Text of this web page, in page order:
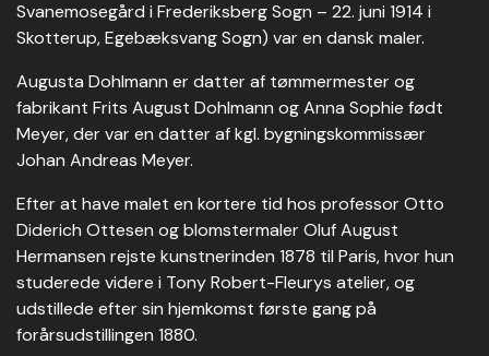
Svanemosegård i Frederiksberg Sogn – 22. juni 1914 i
Skotterup, Egebæksvang Sogn) var en dansk maler.
Augusta Dohlmann er datter af tømmermester og
fabrikant Frits August Dohlmann og Anna Sophie født
Meyer, der var en datter af kgl. bygningskommissær
Johan Andreas Meyer.
Efter at have malet en kortere tid hos professor Otto
Diderich Ottesen og blomstermaler Oluf August
Hermansen rejste kunstnerinden 1878 til Paris, hvor hun
studerede videre i Tony Robert-Fleurys atelier, og
udstillede efter sin hjemkomst første gang på
forårsudstillingen 1880.